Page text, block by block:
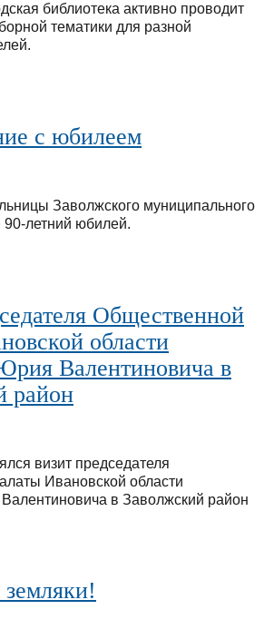
библиотека активно проводит
тематики для разной
с юбилеем
Заволжского муниципального
90-летний юбилей.
Общественной
области
Валентиновича в
район
визит председателя
Ивановской области
в Заволжский район